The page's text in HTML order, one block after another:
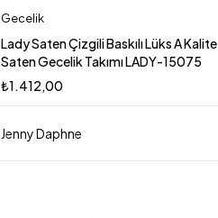
Gecelik
Lady Saten Çizgili Baskılı Lüks A Kalite
Saten Gecelik Takımı LADY-15075
₺1.412,00
Jenny Daphne